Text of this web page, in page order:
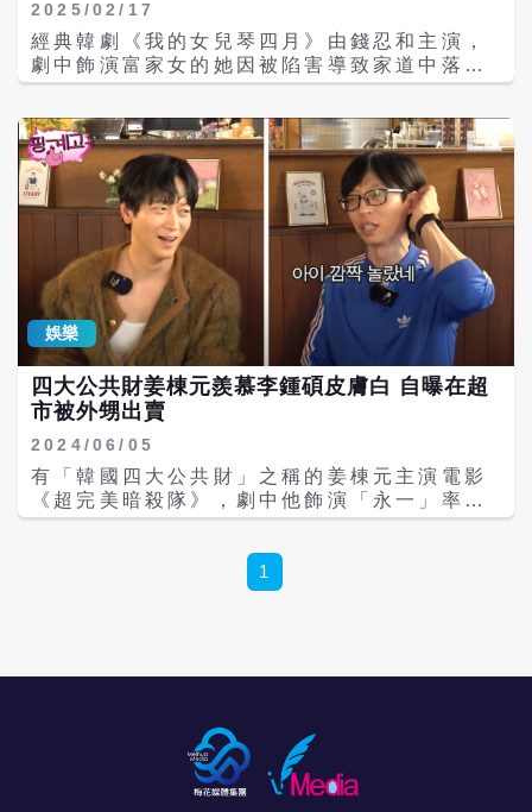
事，節目官方更在IG貼文中寫下「黃仁勳首次
在綜藝節目亮相」，消息一出引發熱烈討論，
不少網友直呼不可思議。 不少網友也讚嘆：
「這也太誇張了吧」、「簡直不可思議」、
「輝達是有電影要上映嗎」、「黃老闆是在跑
回歸宣傳週嗎」。屆時，這位全球首屈一指的
「AI教父」將破次元的同框「國民MC」劉在
錫，也讓外界高度期待兩人會在節目中擦出什
麼樣的有趣火花。 此外，黃仁勳2年前曾擔任
中職味全龍的開球嘉賓，當時門票一開賣就瞬
間秒殺。近日韓媒傳出，黃仁勳可能將為韓職
斗山熊開球，會不會再穿上象徵輝達創立年份
的93號球衣，也引起關注。 而黃仁勳昨天晚
上先是和SK海力士CEO郭魯正密會餐敘，晚
間又聚集韓廠巨頭一起交流，包括三星電子、
LG集團以及現代汽車高層通通齊聚一堂，場面
熱鬧非凡。黃仁勳也表示，韓國是輝達生態系
中重要的夥伴，雙方持續在晶片以及記憶體上
展開合作，更大讚韓國擁有很好的生態系與非
常聰明的公司，透露輝達有考慮擴大對韓國的
投資。 此外，另一個黃仁勳與韓國之間有趣的
科切拉音樂節，成員GD、太陽與大聲一連帶來
16首歌曲，嗨爆現場8萬觀眾。其中，成員太
2025/02/17
經典韓劇《我的女兒琴四月》由錢忍和主演，
劇中飾演富家女的她因被陷害導致家道中落，
讓他決心走上復仇之路。戲裡的錢忍和悲慘壯
踏上演藝之路，女兒還與她自創美容品牌，一
家四口都成了演藝世家，自創美容品牌產品還
送到了宋慧喬手裡，讓人驚訝她與喬妹的好交
情！ 錢忍和20歲出道開始演戲，入行快40年
仍維持的姣好身材，最近在ig上自豪現在的她
還能穿上30年前衣服，錢忍和透露，她都是用
有氧運動維持身材，透過跑步、騎腳踏車維持
體力與線條。嫁給演員老公柳東根的她生了一
兒一女，兒子也隨著他們的腳步踏入演藝圈，
有趣的是，錢忍和還是因為朋友告訴她看到兒
子上電視才知道這件事。 在《我的女兒琴四
月》中，錢忍和飾演傻白甜的富家千金，原本
要嫁給深愛的男友，卻因為家道中落改嫁給父
親的下屬，還被迫把與前男友懷上的孩子送入
育幼院，當得知這一切都是現任丈夫害的，讓
她決心要堅強起來復仇。 劇中的她因為心裡不
愛現任老公，竟能接受與老公前妻同一個屋簷
女兒琴四月》集合老中青三代，有韓國演藝圈
的戲精安內相、孫暢敏、朴元淑同台飆戲，飾
客串演出的韓國綜藝大咖劉在錫。 錢忍和最近
的林智妍、宋慧喬親密合照，才讓人發現錢忍
和與宋慧喬的好交情。近期，錢忍和與女兒發
展副業，開創美容生活用品，為宣傳自家商品
親力親為的她，除了出席產品發布會，還把商
娛樂
四大公共財姜棟元羨慕李鍾碩皮膚白 自曝在超
市被外甥出賣
2024/06/05
有「韓國四大公共財」之稱的姜棟元主演電影
《超完美暗殺隊》，劇中他飾演「永一」率領
團隊一同執行暗殺任務，為了讓外型看起來更
斤。近期他和全智賢合作的劇集《北極星》正
式開拍，同時還身兼製作人，與《分手的決
典場面「撐傘戲」爆紅，這次他在《超完美暗
殺隊》中又有撐傘戲而引起討論，但姜棟元自
曝拍攝那場戲時，他其實並不喜歡那個場面，
1